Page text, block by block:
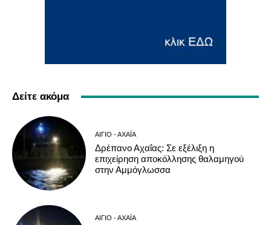
Δείτε ακόμα
ΑΊΓΙΟ - ΑΧΑΪ́Α
Δρέπανο Αχαΐας: Σε εξέλιξη η
επιχείρηση αποκόλλησης θαλαμηγού
στην Αμμόγλωσσα
ΑΊΓΙΟ - ΑΧΑΪ́Α